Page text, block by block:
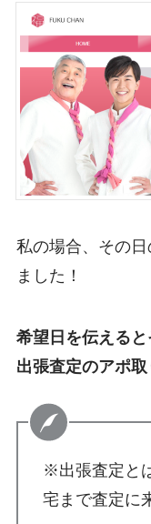
私の場合、その
ました！
希望日を伝える
出張査定のアポ取
※出張査定と
宅まで査定に